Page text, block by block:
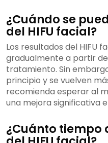
¿Cuándo se
del HIFU facial?
Los resultados del HIFU
gradualmente a partir
tratamiento. Sin
principio y se vuelven
recomienda esperar al
una mejora significativa
¿Cuánto tiempo